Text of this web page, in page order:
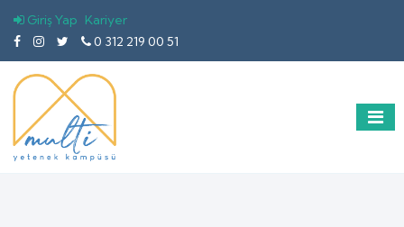
Giriş Yap Kariyer
0 312 219 00 51